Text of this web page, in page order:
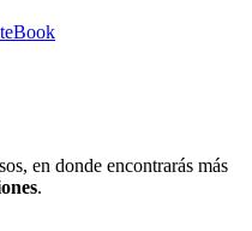
en donde encontrarás más
.